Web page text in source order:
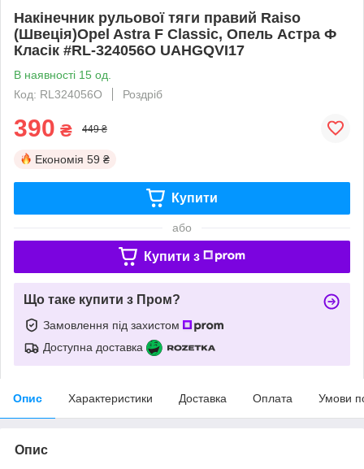
Накінечник рульової тяги правий Raiso
(Швеція)Opel Astra F Classic, Опель Астра Ф
Класік #RL-324056O UAHGQVI17
В наявності 15 од.
Код: RL324056O
Роздріб
390 ₴ 449 ₴
Економія 59 ₴
Купити
або
Купити з
Що таке купити з Пром?
Замовлення під захистом
Доступна доставка
Опис Характеристики Доставка Оплата Умови
Опис